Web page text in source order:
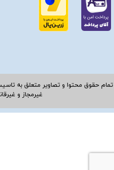
تمام حقوق محتوا و تصاویر متعلق به
غیرمجاز و